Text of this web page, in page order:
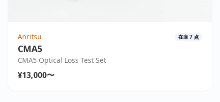
Anritsu 在庫 7 点
CMA5
CMA5 Optical Loss Test Set
¥13,000〜